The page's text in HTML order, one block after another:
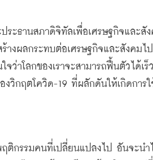
ประธานสภาดิจิทัลเพื่อเศรษฐกิจและสั
างผลกระทบต่อเศรษฐกิจและสังคมไ
จว่าโลกของเราจะสามารถฟื้นตัวได้เร็ว
งวิกฤตโควิด-19 ที่ผลักดันให้เกิดการใ
ติกรรมคนที่เปลี่ยนแปลงไป
อันจะนำ